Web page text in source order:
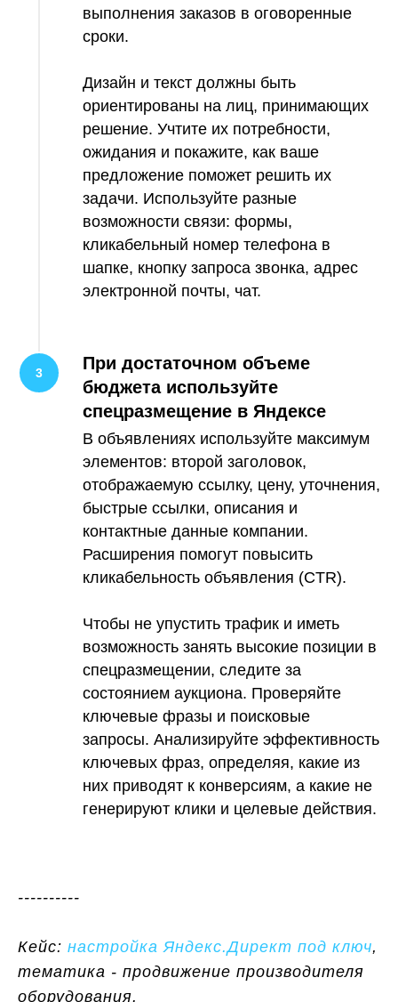
выполнения заказов в оговоренные
сроки.
Дизайн и текст должны быть
ориентированы на лиц, принимающих
решение. Учтите их потребности,
ожидания и покажите, как ваше
предложение поможет решить их
задачи. Используйте разные
возможности связи: формы,
кликабельный номер телефона в
шапке, кнопку запроса звонка, адрес
электронной почты, чат.
При достаточном объеме
бюджета используйте
спецразмещение в Яндексе
В объявлениях используйте максимум
элементов: второй заголовок,
отображаемую ссылку, цену, уточнения,
быстрые ссылки, описания и
контактные данные компании.
Расширения помогут повысить
кликабельность объявления (CTR).
Чтобы не упустить трафик и иметь
возможность занять высокие позиции в
спецразмещении, следите за
состоянием аукциона. Проверяйте
ключевые фразы и поисковые
запросы. Анализируйте эффективность
ключевых фраз, определяя, какие из
них приводят к конверсиям, а какие не
генерируют клики и целевые действия.
----------
Кейс: настройка Яндекс.Директ под ключ,
тематика - продвижение производителя
оборудования.